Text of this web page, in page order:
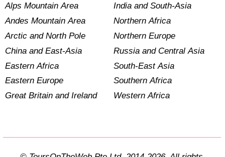
Alps Mountain Area
Andes Mountain Area
Arctic and North Pole
China and East-Asia
Eastern Africa
Eastern Europe
Great Britain and Ireland
India and South-Asia
Northern Africa
Northern Europe
Russia and Central Asia
South-East Asia
Southern Africa
Western Africa